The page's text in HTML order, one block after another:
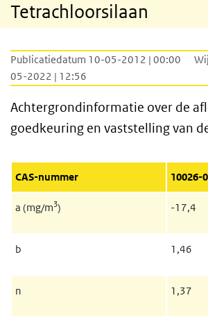
Tetrachloorsilaan
Publicatiedatum 10-05-2012 | 00:00
05-2022 | 12:56
Achtergrondinformatie over de
goedkeuring en vaststelling van
CAS-nummer 10026-
a (mg/m3) -17,4
b 1,46
n 1,37